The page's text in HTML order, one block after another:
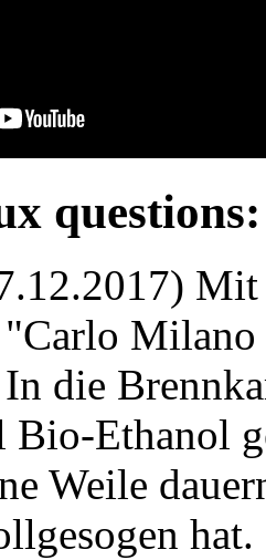
questions:
"Carlo
In die
Bio-Ethanol
Weile
hat.